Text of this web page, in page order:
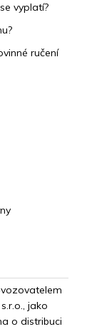
vyplatí?
ručení
jako
o distribuci